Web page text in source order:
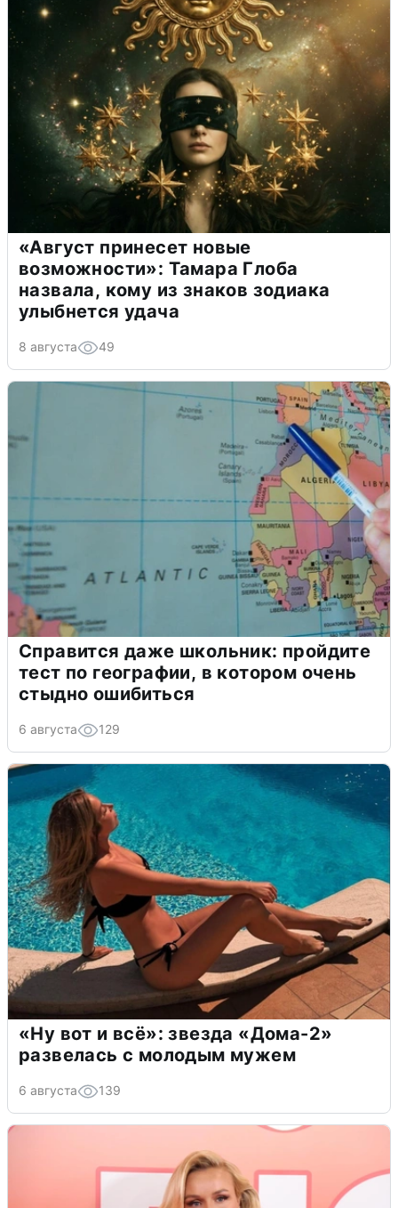
«Август принесет новые
возможности»: Тамара Глоба
назвала, кому из знаков зодиака
улыбнется удача
8 августа 49
Справится даже школьник: пройдите
тест по географии, в котором очень
стыдно ошибиться
6 августа 129
«Ну вот и всё»: звезда «Дома-2»
развелась с молодым мужем
6 августа 139